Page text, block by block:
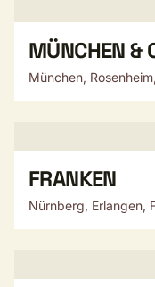
MÜNCHEN &
München,
FRANKEN
Nürnberg, Erlangen,